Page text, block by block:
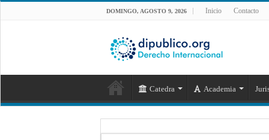
DOMINGO, AGOSTO 9, 2026 Inicio Contacto
Catedra Academia